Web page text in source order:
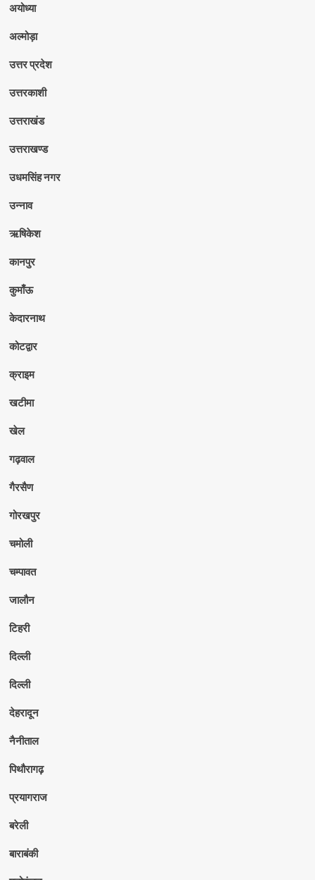
अयोध्या
अल्मोड़ा
उत्तर प्रदेश
उत्तरकाशी
उत्तराखंड
उत्तराखण्ड
उधमसिंह नगर
उन्नाव
ऋषिकेश
कानपुर
कुमाँऊ
केदारनाथ
कोटद्वार
क्राइम
खटीमा
खेल
गढ़वाल
गैरसैण
गोरखपुर
चमोली
चम्पावत
जालौन
टिहरी
दिल्ली
दिल्ली
देहरादून
नैनीताल
पिथौरागढ़
प्रयागराज
बरेली
बाराबंकी